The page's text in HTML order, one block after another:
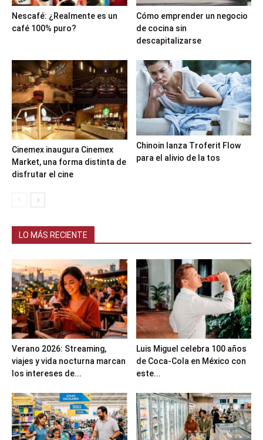
Nescafé: ¿Realmente es un
café 100% puro?
Cómo emprender un negocio
de cocina sin
descapitalizarse
Cinemex inaugura Cinemex
Market, una forma distinta de
disfrutar el cine
Chinoin lanza Troferit Flow
para el alivio de la tos
LO MÁS RECIENTE
Verano 2026: Streaming,
viajes y vida nocturna marcan
los intereses de...
Luis Miguel celebra 100 años
de Coca-Cola en México con
este...